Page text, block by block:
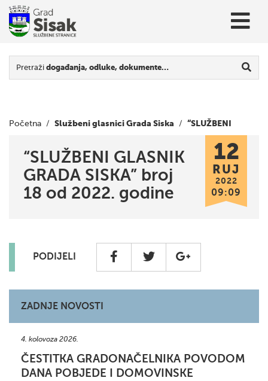
Pretraži događanja, odluke, dokumente…
Početna / Službeni glasnici Grada Siska / “SLUŽBENI
GLASNIK GRADA SISKA” broj 18 od 2022. godine
“SLUŽBENI GLASNIK
GRADA SISKA” broj
18 od 2022. godine
12
RUJ
2022
09:09
PODIJELI
ZADNJE NOVOSTI
4. kolovoza 2026.
ČESTITKA GRADONAČELNIKA POVODOM
DANA POBJEDE I DOMOVINSKE